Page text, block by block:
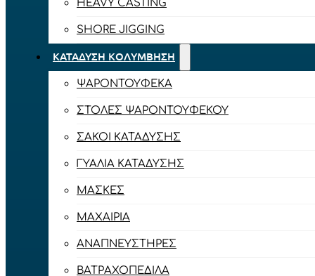
HEAVY CASTING
SHORE JIGGING
ΚΑΤΆΔΥΣΗ ΚΟΛΎΜΒΗΣΗ
ΨΑΡΟΝΤΟΎΦΕΚΑ
ΣΤΟΛΈΣ ΨΑΡΟΝΤΟΎΦΕΚΟΥ
ΣΆΚΟΙ ΚΑΤΆΔΥΣΗΣ
ΓΥΑΛΙΆ ΚΑΤΆΔΥΣΗΣ
ΜΆΣΚΕΣ
ΜΑΧΑΊΡΙΑ
ΑΝΑΠΝΕΥΣΤΉΡΕΣ
ΒΑΤΡΑΧΟΠΈΔΙΛΑ